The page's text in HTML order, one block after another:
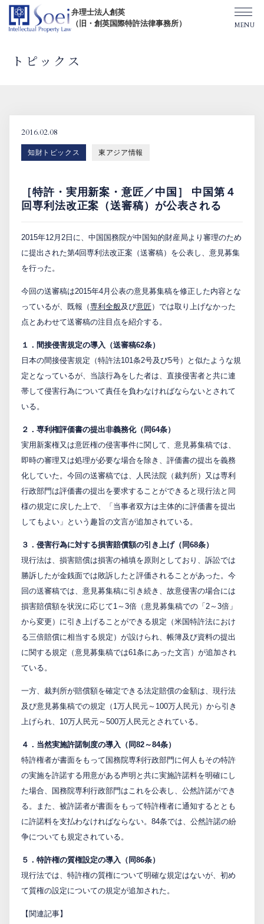
弁理士法人創英
（旧・創英国際特許法律事務所）
弁理士紹介
TOPICS/出版物/セミナー
SHIP（米国直接出願）
Blog
採用サイト
日本語 English
お客様専用サイト
トピックス
2016.02.08
知財トピックス 東アジア情報
［特許・実用新案・意匠／中国］ 中国第４
回専利法改正案（送審稿）が公表される
2015年12月2日に、中国国務院が中国知的財産局より審理のため
に提出された第4回専利法改正案（送審稿）を公表し、意見募集
を行った。
今回の送審稿は2015年4月公表の意見募集稿を修正した内容とな
っているが、既報（専利全般及び意匠）では取り上げなかった
点とあわせて送審稿の注目点を紹介する。
１．間接侵害規定の導入（送審稿62条）
日本の間接侵害規定（特許法101条2号及び5号）と似たような規
定となっているが、当該行為をした者は、直接侵害者と共に連
帯して侵害行為について責任を負わなければならないとされて
いる。
２．専利権評価書の提出非義務化（同64条）
実用新案権又は意匠権の侵害事件に関して、意見募集稿では、
即時の審理又は処理が必要な場合を除き、評価書の提出を義務
化していた。今回の送審稿では、人民法院（裁判所）又は専利
行政部門は評価書の提出を要求することができると現行法と同
様の規定に戻した上で、「当事者双方は主体的に評価書を提出
してもよい」という趣旨の文言が追加されている。
３．侵害行為に対する損害賠償額の引き上げ（同68条）
現行法は、損害賠償は損害の補填を原則としており、訴訟では
勝訴したが金銭面では敗訴したと評価されることがあった。今
回の送審稿では、意見募集稿に引き続き、故意侵害の場合には
損害賠償額を状況に応じて1～3倍（意見募集稿での「2～3倍」
から変更）に引き上げることができる規定（米国特許法におけ
る三倍賠償に相当する規定）が設けられ、帳簿及び資料の提出
に関する規定（意見募集稿では61条にあった文言）が追加され
ている。
一方、裁判所が賠償額を確定できる法定賠償の金額は、現行法
及び意見募集稿での規定（1万人民元～100万人民元）から引き
上げられ、10万人民元～500万人民元とされている。
４．当然実施許諾制度の導入（同82～84条）
特許権者が書面をもって国務院専利行政部門に何人もその特許
の実施を許諾する用意がある声明と共に実施許諾料を明確にし
た場合、国務院専利行政部門はこれを公表し、公然許諾ができ
る。また、被許諾者が書面をもって特許権者に通知するととも
に許諾料を支払わなければならない。84条では、公然許諾の紛
争についても規定されている。
５．特許権の質権設定の導入（同86条）
現行法では、特許権の質権について明確な規定はないが、初め
て質権の設定についての規定が追加された。
【関連記事】